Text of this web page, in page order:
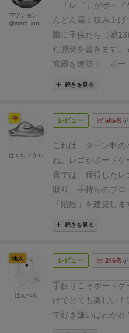
応じて資金がもら
獲得。報酬には勝利
貰える資材が書いて
資金は持ち越し不可
体ないとなります。
入は出来ませんが
4枚まで配置できま
ねておく事になり、
カードのみです。勝
れます。基本はこう
報酬は1-6金となっ
す。
3-5金の報酬は
で、この辺は何取
は
左上：価格
稲妻アイコン：即時
回転アイコン：手番
階段を作るルール
ですが、文章として
アーツ型のパーツ
「レゴ」がボード
んどん高く積み上
際に子供たち（娘
だ感想を書きます。
宮殿を建築！
ボー
ジャングルの奥地に
というテーマです。
容に応じて各人が
象年齢10歳以上。
んどん高くしよう！
何個でも使って、
のときは、①１個目
２個目以降のブロ
位置するように置
が残らないように置
どのルールがありま
ら、いちばん上に
飾ブロック（葉っ
際に遊んで、良かっ
おじさん」ブログ
続きを見る
マツジョン
@matz_jon
レビュー 505名
これは、ターン制
ね。レゴがボードゲ
番では、獲得した
取り、手持ちのブ
「階段」を建築しま
す。①１個目のブロ
らない。②２個目以
チブロックの先端
クは、先端側を支
り、二股を作っては
クが一部でも宙に浮
続きを見る
神
はぐれメタル
レビュー 246名
手触りこそボードゲ
けでとても楽しい
で好き嫌いはわかれ
仙人
はんぺん